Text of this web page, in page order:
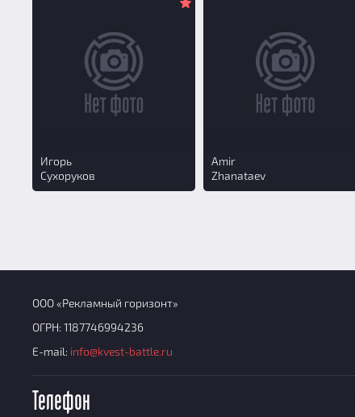
Игорь
Сухоруков
Amir
Zhanataev
ООО «Рекламный горизонт»
ОГРН: 1187746994236
E-mail: info@kvest-battle.ru
Телефон